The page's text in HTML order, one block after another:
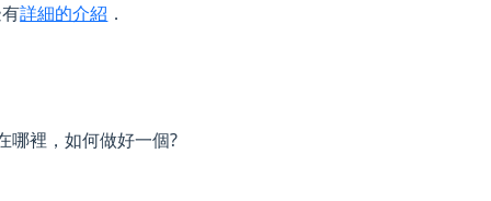
詳細的介紹 ．
哪裡，如何做好一個?